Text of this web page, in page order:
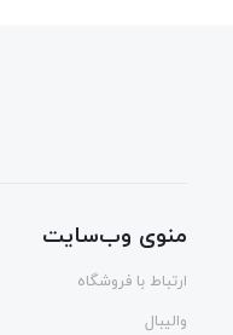
منوی وب‌سایت
ارتباط با فروشگاه
والیبال